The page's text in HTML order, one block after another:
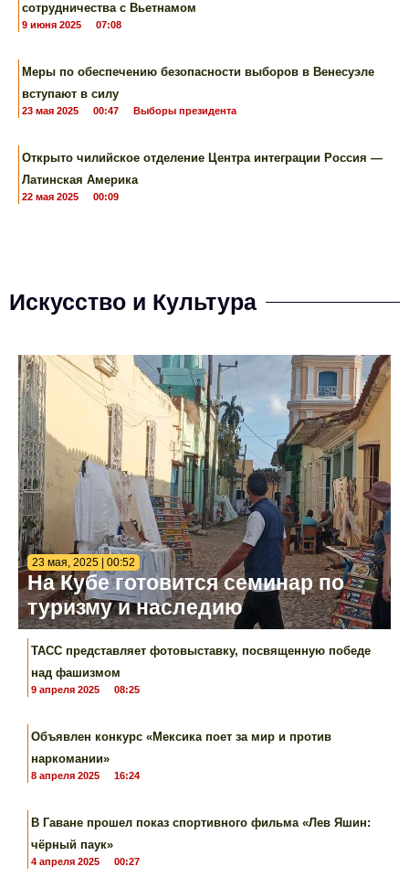
сотрудничества с Вьетнамом
9 июня 2025 07:08
Меры по обеспечению безопасности выборов в Венесуэле
вступают в силу
23 мая 2025 00:47 Выборы президента
Открыто чилийское отделение Центра интеграции Россия —
Латинская Америка
22 мая 2025 00:09
Искусство и Культура
23 мая, 2025 | 00:52
На Кубе готовится семинар по
туризму и наследию
ТАСС представляет фотовыставку, посвященную победе
над фашизмом
9 апреля 2025 08:25
Объявлен конкурс «Мексика поет за мир и против
наркомании»
8 апреля 2025 16:24
В Гаване прошел показ спортивного фильма «Лев Яшин:
чёрный паук»
4 апреля 2025 00:27